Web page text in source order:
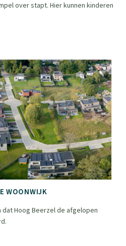
over stapt. Hier kunnen kinderen
WOONWIJK
Hoog Beerzel de afgelopen